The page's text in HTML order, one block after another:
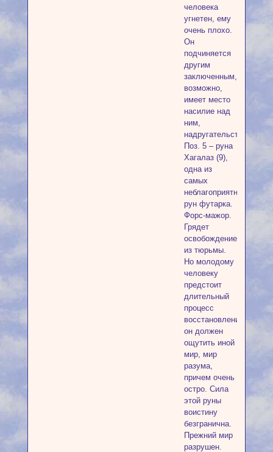
человека
угнетен, ему
очень плохо.
Он
подчиняется
другим
заключенным,
возможно,
имеет место
насилие над
ним,
надругательство.
Поз. 5 – руна
Хагалаз (9),
одна из
самых
неблагоприятных
рун футарка.
Форс-мажор.
Грядет
освобождение
из тюрьмы.
Но молодому
человеку
предстоит
длительный
процесс
восстановления,
он должен
ощутить иной
мир, мир
разума,
причем очень
остро. Сила
этой руны
воистину
безгранична.
Прежний мир
разрушен.